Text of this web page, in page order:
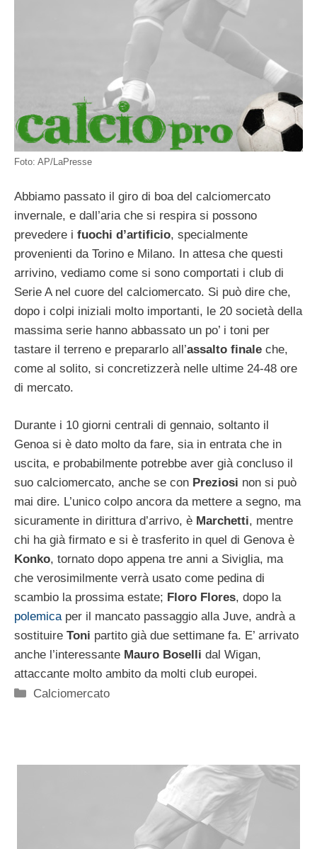
Foto: AP/LaPresse
Abbiamo passato il giro di boa del calciomercato
invernale, e dall’aria che si respira si possono
prevedere i fuochi d’artificio, specialmente
provenienti da Torino e Milano. In attesa che questi
arrivino, vediamo come si sono comportati i club di
Serie A nel cuore del calciomercato. Si può dire che,
dopo i colpi iniziali molto importanti, le 20 società della
massima serie hanno abbassato un po’ i toni per
tastare il terreno e prepararlo all’assalto finale che,
come al solito, si concretizzerà nelle ultime 24-48 ore
di mercato.
Durante i 10 giorni centrali di gennaio, soltanto il
Genoa si è dato molto da fare, sia in entrata che in
uscita, e probabilmente potrebbe aver già concluso il
suo calciomercato, anche se con Preziosi non si può
mai dire. L’unico colpo ancora da mettere a segno, ma
sicuramente in dirittura d’arrivo, è Marchetti, mentre
chi ha già firmato e si è trasferito in quel di Genova è
Konko, tornato dopo appena tre anni a Siviglia, ma
che verosimilmente verrà usato come pedina di
scambio la prossima estate; Floro Flores, dopo la
polemicaper il mancato passaggio alla Juve, andrà a
sostituire Toni partito già due settimane fa. E’ arrivato
anche l’interessante Mauro Boselli dal Wigan,
attaccante molto ambito da molti club europei.
Categorie
Calciomercato